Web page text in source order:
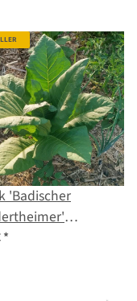
'Badischer
tabacum) bio
*